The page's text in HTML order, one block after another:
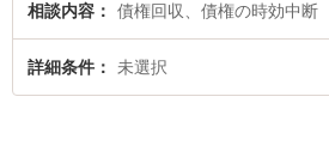
『岐阜県で土日や夜間に発生した債権の時効中
に相談したい』『債権の時効中断のトラブル解
検索したい』『初回相談無料で債権の時効中断
相談内容 債権回収、債権の時効中断
詳細条件 未選択